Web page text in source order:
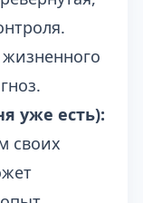
уже есть):
своих